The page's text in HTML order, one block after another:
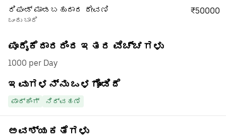
ರಿಫಂಡ್ ಮಾಡಬಹುದಾದ ಠೇವಣಿ
ಒಂದು ಬಾರಿ
₹50000
ಪೂರೈಕೆದಾರರಿಂದ ಇತರ ವೆಚ್ಚಗಳು
1000 per Day
ಇವುಗಳನ್ನು ಒಳಗೊಂಡಿದೆ
ಪಾರ್ಕಿಂಗ್ ನಿರ್ವಹಣೆ
ಅವಶ್ಯಕತೆಗಳು